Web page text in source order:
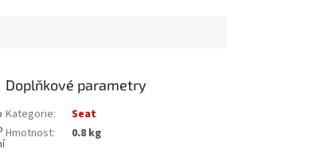
Doplňkové parametry
Kategorie:
Seat
Hmotnost: 0.8 kg